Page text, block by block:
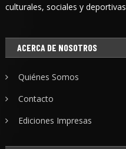
culturales, sociales y
ACERCA DE NOSOTROS
Quiénes Somos
Contacto
Ediciones Impresas